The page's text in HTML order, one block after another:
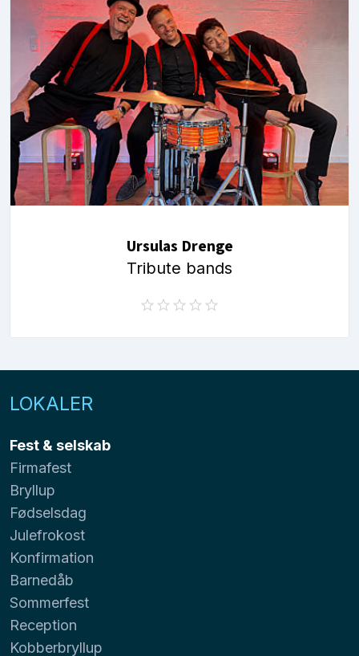
Ursulas Drenge
Tribute bands
LOKALER
Fest & selskab
Firmafest
Bryllup
Fødselsdag
Julefrokost
Konfirmation
Barnedåb
Sommerfest
Reception
Kobberbryllup